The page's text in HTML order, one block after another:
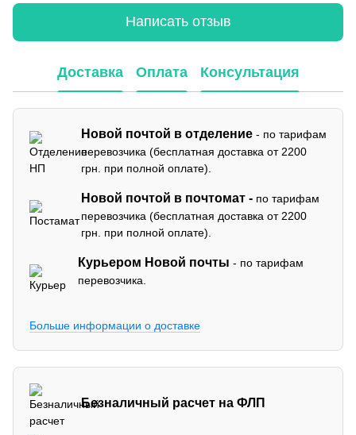
Написать отзыв
Доставка Оплата Консультация
Новой почтой в отделение - по тарифам
перевозчика (бесплатная доставка от 2200
грн. при полной оплате).
Новой почтой в почтомат - по тарифам
перевозчика (бесплатная доставка от 2200
грн. при полной оплате).
Курьером Новой почты - по тарифам
перевозчика.
Больше информации о доставке
Безналичный расчет на ФЛП